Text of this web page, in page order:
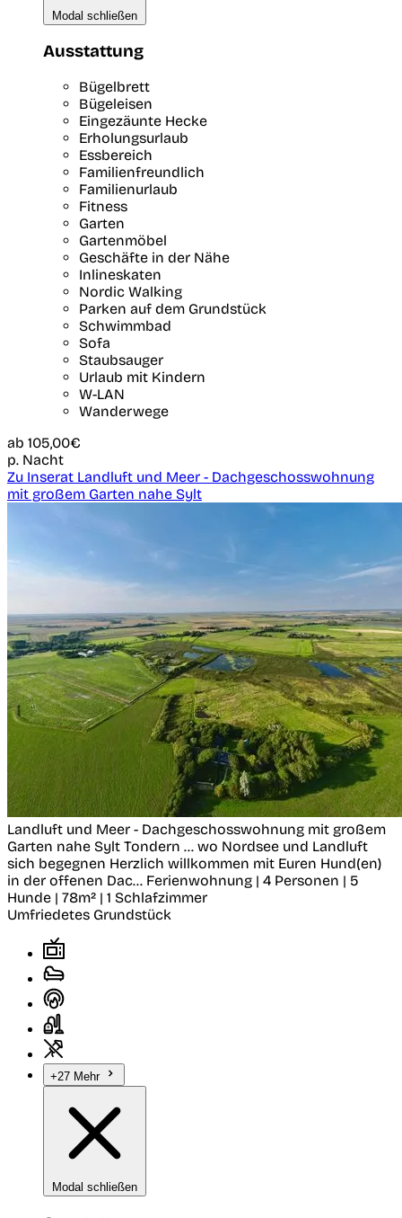
Modal schließen
Ausstattung
Bügelbrett
Bügeleisen
Eingezäunte Hecke
Erholungsurlaub
Essbereich
Familienfreundlich
Familienurlaub
Fitness
Garten
Gartenmöbel
Geschäfte in der Nähe
Inlineskaten
Nordic Walking
Parken auf dem Grundstück
Schwimmbad
Sofa
Staubsauger
Urlaub mit Kindern
W-LAN
Wanderwege
ab 105,00€
p. Nacht
Zu Inserat Landluft und Meer - Dachgeschosswohnung
mit großem Garten nahe Sylt
Landluft und Meer - Dachgeschosswohnung mit großem
Garten nahe Sylt Tondern … wo Nordsee und Landluft
sich begegnen Herzlich willkommen mit Euren Hund(en)
in der offenen Dac... Ferienwohnung | 4 Personen | 5
Hunde | 78m² | 1 Schlafzimmer
Umfriedetes Grundstück
+27 Mehr
Modal schließen